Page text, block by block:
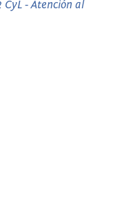
CyL - Atención al